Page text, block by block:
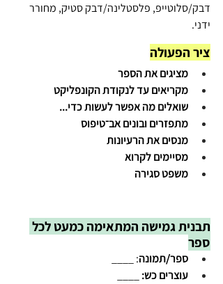
דבק/סלוטייפ, פלסטלינה/דבק סטיק, מחורר
ידני.
ציר הפעולה
מציגים את הספר
מקריאים עד לנקודת הקונפליקט
שואלים מה אפשר לעשות כדי...
מתפזרים ובונים אב־טיפוס
מנסים את הרעיונות
מסיימים לקרוא
משפט סגירה
תבנית גמישה המתאימה כמעט לכל
ספר
ספר/תמונה: ____
עוצרים כש: